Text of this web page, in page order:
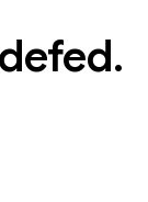
.